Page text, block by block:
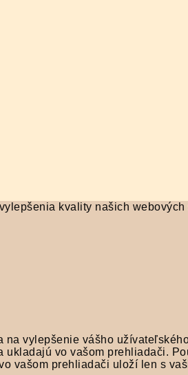
kvality našich
vylepšenie vášho
ukladajú vo vašom prehliadači.
vašom prehliadači uloží len s